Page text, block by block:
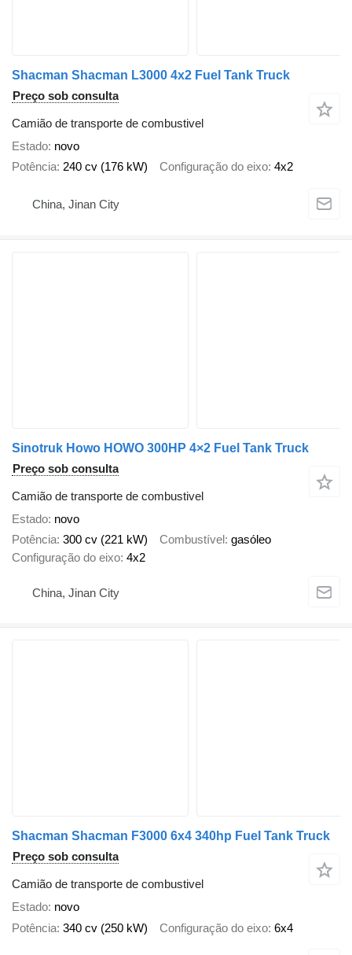
Shacman Shacman L3000 4x2 Fuel Tank Truck
Preço sob consulta
Camião de transporte de combustivel
Estado novo
Potência 240 cv (176 kW) Configuração do eixo 4x2
China, Jinan City
Sinotruk Howo HOWO 300HP 4×2 Fuel Tank Truck
Preço sob consulta
Camião de transporte de combustivel
Estado novo
Potência 300 cv (221 kW) Combustível gasóleo
Configuração do eixo 4x2
China, Jinan City
Shacman Shacman F3000 6x4 340hp Fuel Tank Truck
Preço sob consulta
Camião de transporte de combustivel
Estado novo
Potência 340 cv (250 kW) Configuração do eixo 6x4